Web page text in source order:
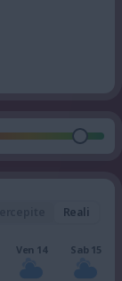
Reali
Ven 14 Sab 15